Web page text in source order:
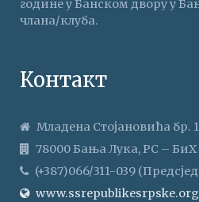
године у Банском двору у
члана/клуба.
Контакт
Младена Стојановића бр.
78000 Бања Лука, РС – БиХ
(+387)066/311-039
www.ssrepublikesrpske.org